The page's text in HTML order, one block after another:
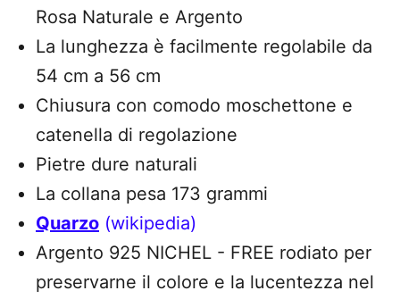
Rosa Naturale e Argento
La lunghezza è facilmente regolabile da
54 cm a 56 cm
Chiusura con comodo moschettone e
catenella di regolazione
Pietre dure naturali
La collana pesa 173 grammi
Quarzo (wikipedia)
Argento 925 NICHEL - FREE rodiato per
preservarne il colore e la lucentezza nel